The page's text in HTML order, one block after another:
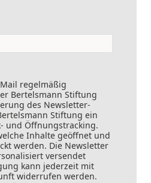
regelmäßig
Bertelsmann Stiftung
des Newsletter-
Stiftung ein
und Öffnungstracking.
Inhalte geöffnet und
werden. Die Newsletter
versendet
kann jederzeit mit
widerrufen werden.